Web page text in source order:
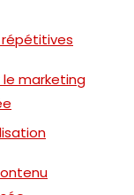
le marketing